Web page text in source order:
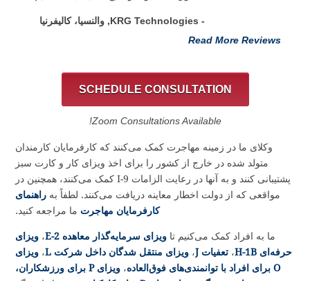
“ما از خدماتی که از دفتر وکالت کارل شوسترمن دریافت
می‌کنیم بسیار راضی هستیم. تجربه ما در سال گذشته با تجدید
- KRG Technologies, والنسیا، کالیفرنیا
Read More Reviews
SCHEDULE CONSULTATION
Zoom Consultations Available!